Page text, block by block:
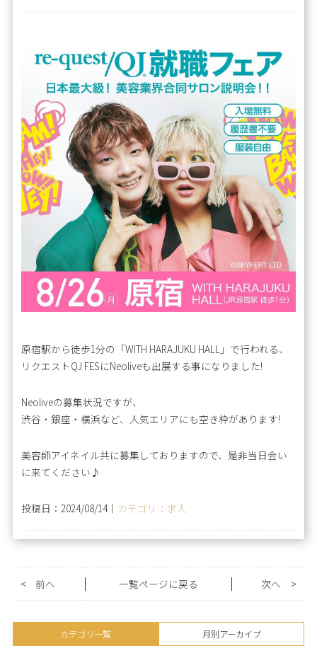
原宿駅から徒歩1分の「WITH HARAJUKU HALL」で行われる、
リクエストQJ FESにNeoliveも出展する事になりました!
Neoliveの募集状況ですが、
渋谷・銀座・横浜など、人気エリアにも空き枠があります!
美容師アイネイル共に募集しておりますので、是非当日会い
に来てください♪
投稿日：2024/08/14｜ カテゴリ：求人
< 前へ 一覧ページに戻る >
次へ
カテゴリ一覧 月別アーカイブ